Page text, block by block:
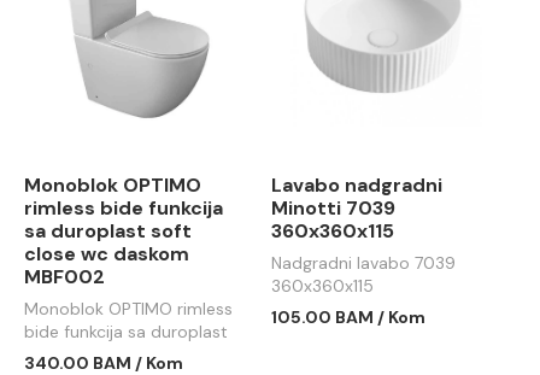
Monoblok OPTIMO
rimless bide funkcija
sa duroplast soft
close wc daskom
MBF002
Monoblok OPTIMO rimless
bide funkcija sa duroplast
soft close wc daskom
340.00 BAM / Kom
Lavabo nadgradni
Minotti 7039
360x360x115
Nadgradni lavabo 7039
360x360x115
105.00 BAM / Kom